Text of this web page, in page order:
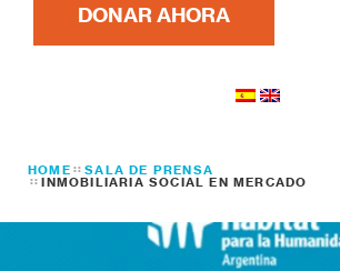
DONAR AHORA
HOME SALA DE PRENSA
INMOBILIARIA SOCIAL EN MERCADO